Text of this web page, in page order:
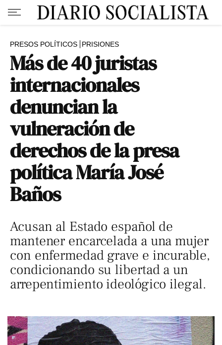
PRESOS POLÍTICOS PRISIONES
Más de 40 juristas
internacionales
denuncian la
vulneración de
derechos de la presa
política María José
Baños
Acusan al Estado español de
mantener encarcelada a una mujer
con enfermedad grave e incurable,
condicionando su libertad a un
arrepentimiento ideológico ilegal.